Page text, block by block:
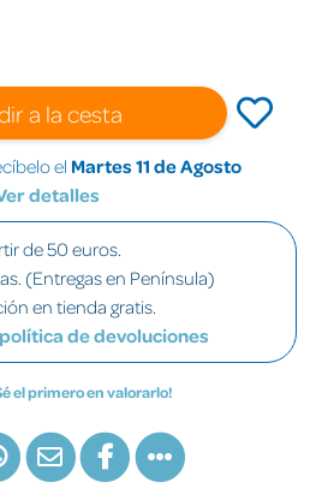
a la cesta
el Martes 11 de Agosto
detalles
de 50 euros.
(Entregas en Península)
en tienda gratis.
política de devoluciones
el primero en valorarlo!